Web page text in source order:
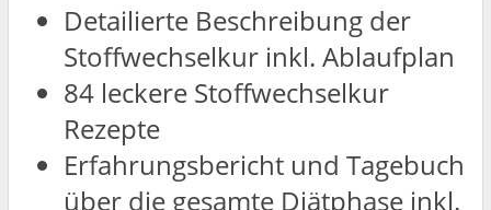
Detailierte Beschreibung der
Stoffwechselkur inkl. Ablaufplan
84 leckere Stoffwechselkur
Rezepte
Erfahrungsbericht und Tagebuch
über die gesamte Diätphase inkl.